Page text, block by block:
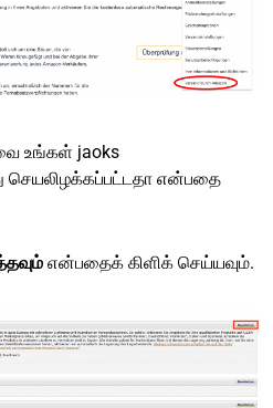
உங்கள் jaoks
செயலிழக்கப்பட்டதா என்பதை
என்பதைக் கிளிக் செய்யவும்.